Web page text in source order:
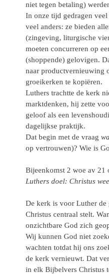
niet tegen betaling)
In onze tijd gedragen
veel anders: ze bieden
(zingeving, liturgische
moeten concurreren op
(shoppende) gelovigen.
naar productvernieuwing
groeikerken te kopiëren.
Luthers trachtte de kerk
marktdenken, hij zette
geloof als een
dagelijkse praktijk.
Dat begin met de vraag
op vertrouwen)? Wie is
Bijeenkomst 2 woe av 21
Luthers doel: Christus
De kerk is voor Luther de
Christus centraal stelt.
onzichtbare God zich
Wij kunnen God niet
wachten totdat hij ons
de kerk vernieuwt. Dat
in elk Bijbelvers Christus